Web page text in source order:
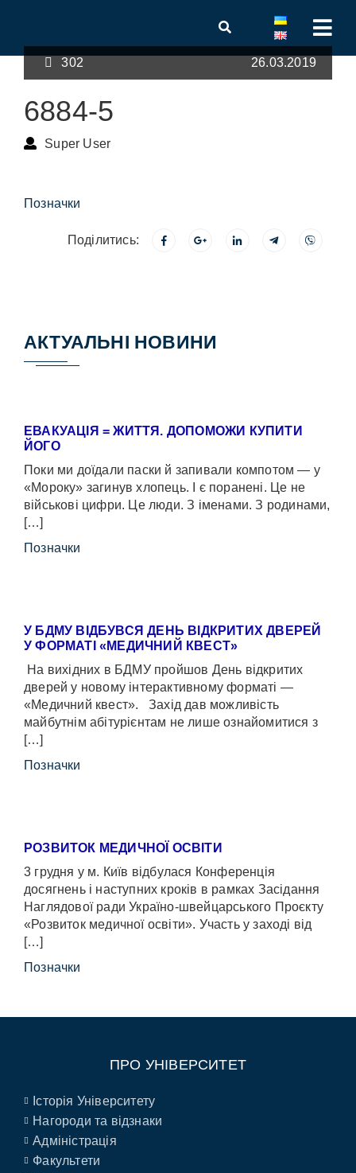
302 26.03.2019
6884-5
Super User
Позначки
Поділитись:
АКТУАЛЬНІ НОВИНИ
ЕВАКУАЦІЯ = ЖИТТЯ. ДОПОМОЖИ КУПИТИ
ЙОГО
Поки ми доїдали паски й запивали компотом — у
«Мороку» загинув хлопець. І є поранені. Це не
військові цифри. Це люди. З іменами. З родинами,
[…]
Позначки
У БДМУ ВІДБУВСЯ ДЕНЬ ВІДКРИТИХ ДВЕРЕЙ
У ФОРМАТІ «МЕДИЧНИЙ КВЕСТ»
На вихідних в БДМУ пройшов День відкритих
дверей у новому інтерактивному форматі —
«Медичний квест». Захід дав можливість
майбутнім абітурієнтам не лише ознайомитися з
[…]
Позначки
РОЗВИТОК МЕДИЧНОЇ ОСВІТИ
3 грудня у м. Київ відбулася Конференція
досягнень і наступних кроків в рамках Засідання
Наглядової ради Україно-швейцарського Проєкту
«Розвиток медичної освіти». Участь у заході від
[…]
Позначки
ПРО УНІВЕРСИТЕТ
Історія Університету
Нагороди та відзнаки
Адміністрація
Факультети